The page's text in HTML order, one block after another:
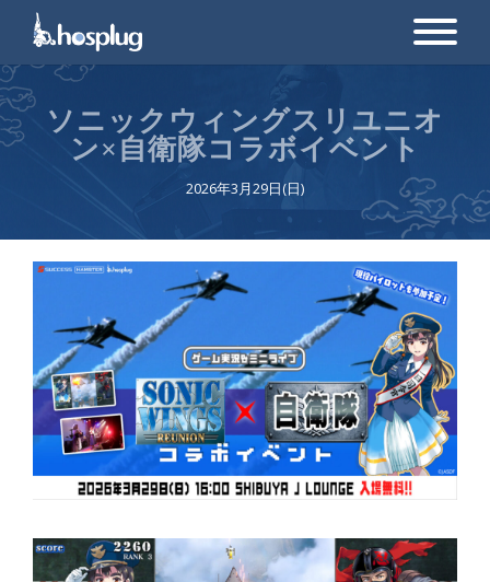
ソニックウィングスリユニオ
ン×自衛隊コラボイベント
2026年3月29日(日)